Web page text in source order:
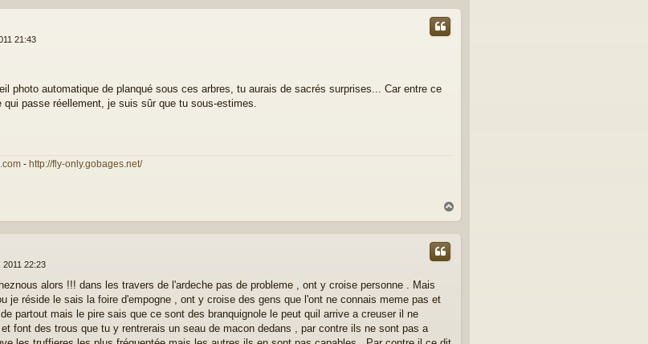
u
21:43
photo automatique de planqué sous ces arbres, tu aurais de sacrés surprises... Car entre ce
passe réellement, je suis sûr que tu sous-estimes.
- http://fly-only.gobages.net/
a
2011 22:23
alors !!! dans les travers de l'ardeche pas de probleme , ont y croise personne . Mais
je réside le sais la foire d'empogne , ont y croise des gens que l'ont ne connais meme pas et
partout mais le pire sais que ce sont des branquignole le peut quil arrive a creuser il ne
font des trous que tu y rentrerais un seau de macon dedans , par contre ils ne sont pas a